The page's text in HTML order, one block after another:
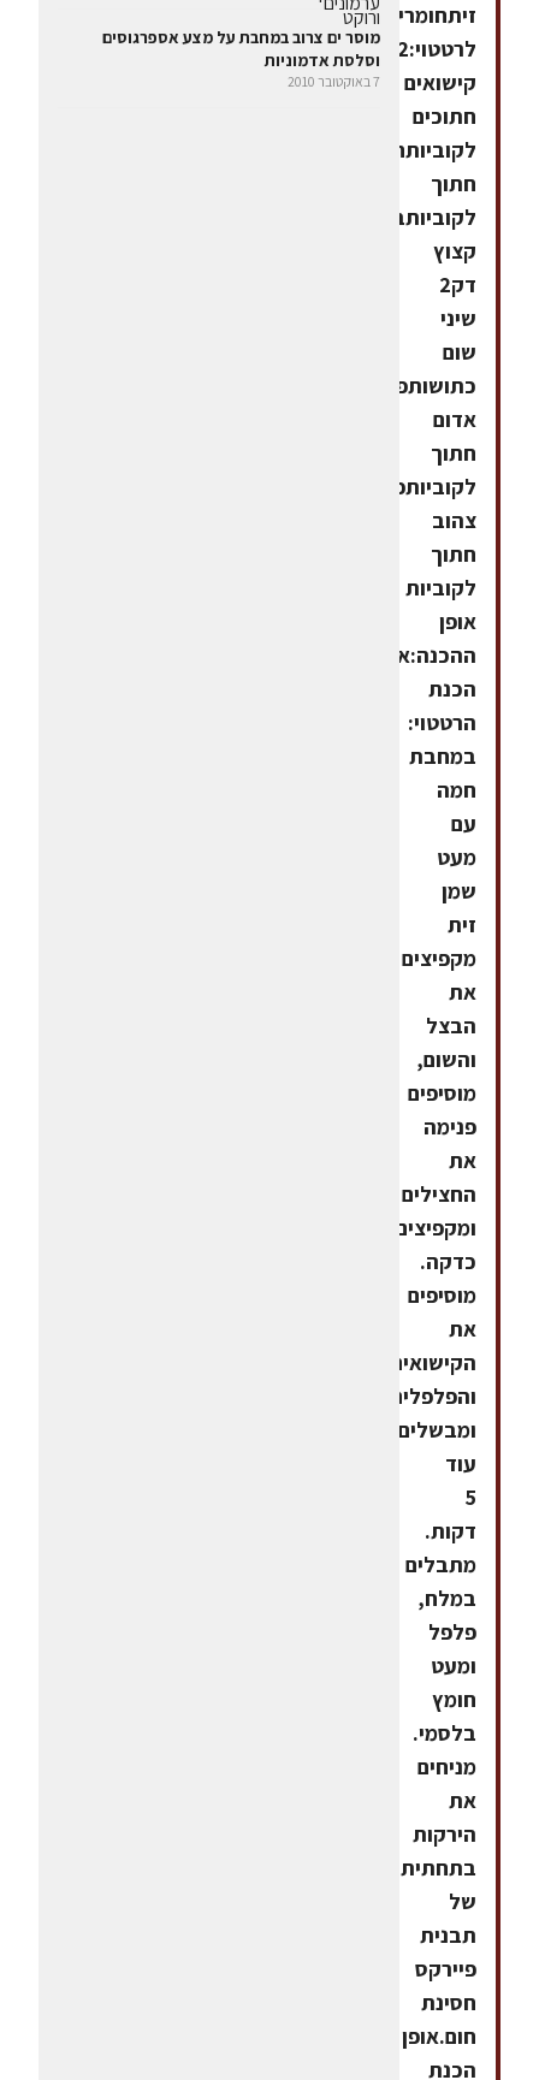
זיתחומרים
לרטטוי:2
קישואים
חתוכים
לקוביותחציל
חתוך
לקוביותבצל
קצוץ
דק2
שיני
שום
כתושותפלפל
אדום
חתוך
לקוביותפלפל
צהוב
חתוך
לקוביות
אופן
ההכנה:אופן
הכנת
הרטטוי:
במחבת
חמה
עם
מעט
שמן
זית
מקפיצים
את
הבצל
והשום,
מוסיפים
פנימה
את
החצילים
ומקפיצים
כדקה.
מוסיפים
את
הקישואים
והפלפלים
ומבשלים
עוד
5
דקות.
מתבלים
במלח,
פלפל
ומעט
חומץ
בלסמי.
מניחים
את
הירקות
בתחתיתה
של
תבנית
פיירקס
חסינת
חום.אופן
הכנת
מוסר ים צרוב במחבת על מצע אספרגוסים
וסלסת אדמוניות
7 באוקטובר 2010